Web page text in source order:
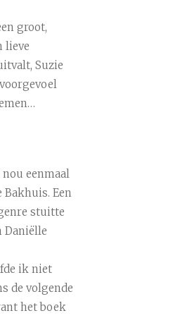
groot,
lieve
Suzie
eenmaal
Bakhuis. Een
stuitte
Daniëlle
ik niet
de volgende
het boek